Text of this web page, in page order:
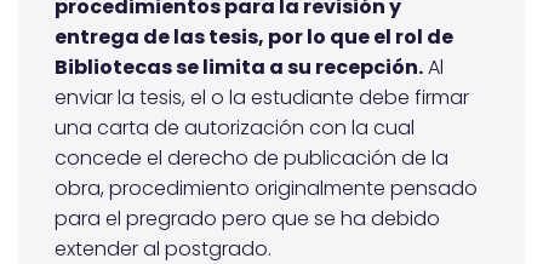
procedimientos para la revisión y
entrega de las tesis, por lo que el rol de
Bibliotecas se limita a su recepción.Al
enviar la tesis, el o la estudiante debe firmar
una carta de autorización con la cual
concede el derecho de publicación de la
obra, procedimiento originalmente pensado
para el pregrado pero que se ha debido
extender al postgrado.